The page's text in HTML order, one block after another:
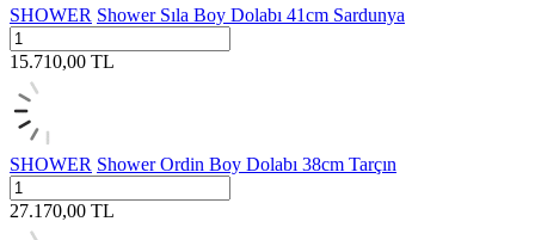
SHOWER Shower Sıla Boy Dolabı 41cm Sardunya
15.710,00 TL
SHOWER Shower Ordin Boy Dolabı 38cm Tarçın
27.170,00 TL